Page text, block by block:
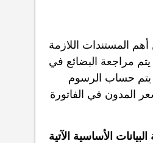
المستندات اللازمة
مراجعة البضائع في
يتم حساب الرسوم
المدون في الفاتورة
الأساسية الآتية